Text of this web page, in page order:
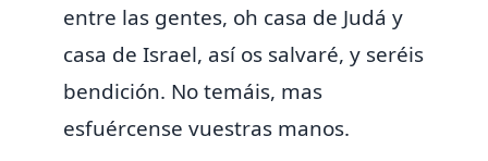
entre las gentes, oh casa de Judá y
casa de Israel, así os salvaré, y seréis
bendición. No temáis, mas
esfuércense vuestras manos.